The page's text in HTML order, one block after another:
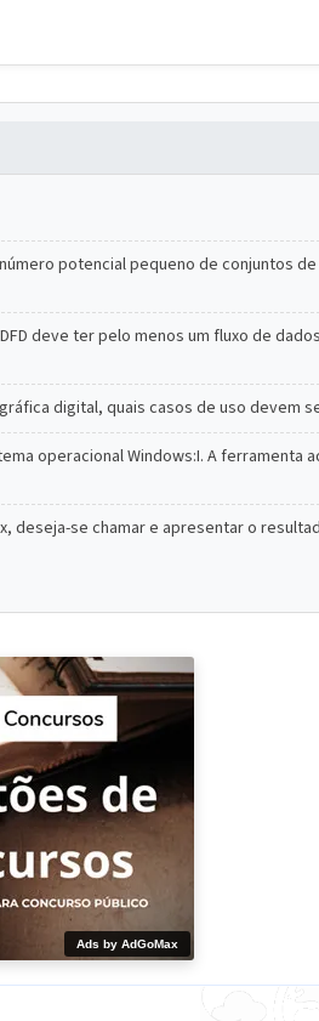
potencial pequeno de conjuntos
deve ter pelo menos um fluxo de
digital, quais casos de uso devem
operacional Windows:I. A ferramenta
deseja-se chamar e apresentar o
Ads by AdGoMax